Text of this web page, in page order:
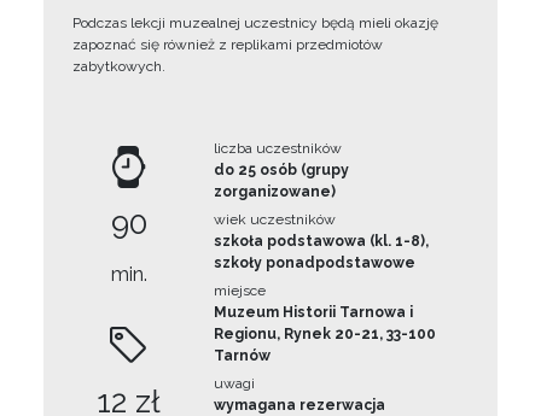
Podczas lekcji muzealnej uczestnicy będą mieli okazję
zapoznać się również z replikami przedmiotów
zabytkowych.
90
min.
12 zł
liczba uczestników
do 25 osób (grupy
zorganizowane)
wiek uczestników
szkoła podstawowa (kl. 1-8),
szkoły ponadpodstawowe
miejsce
Muzeum Historii Tarnowa i
Regionu, Rynek 20-21, 33-100
Tarnów
uwagi
wymagana rezerwacja